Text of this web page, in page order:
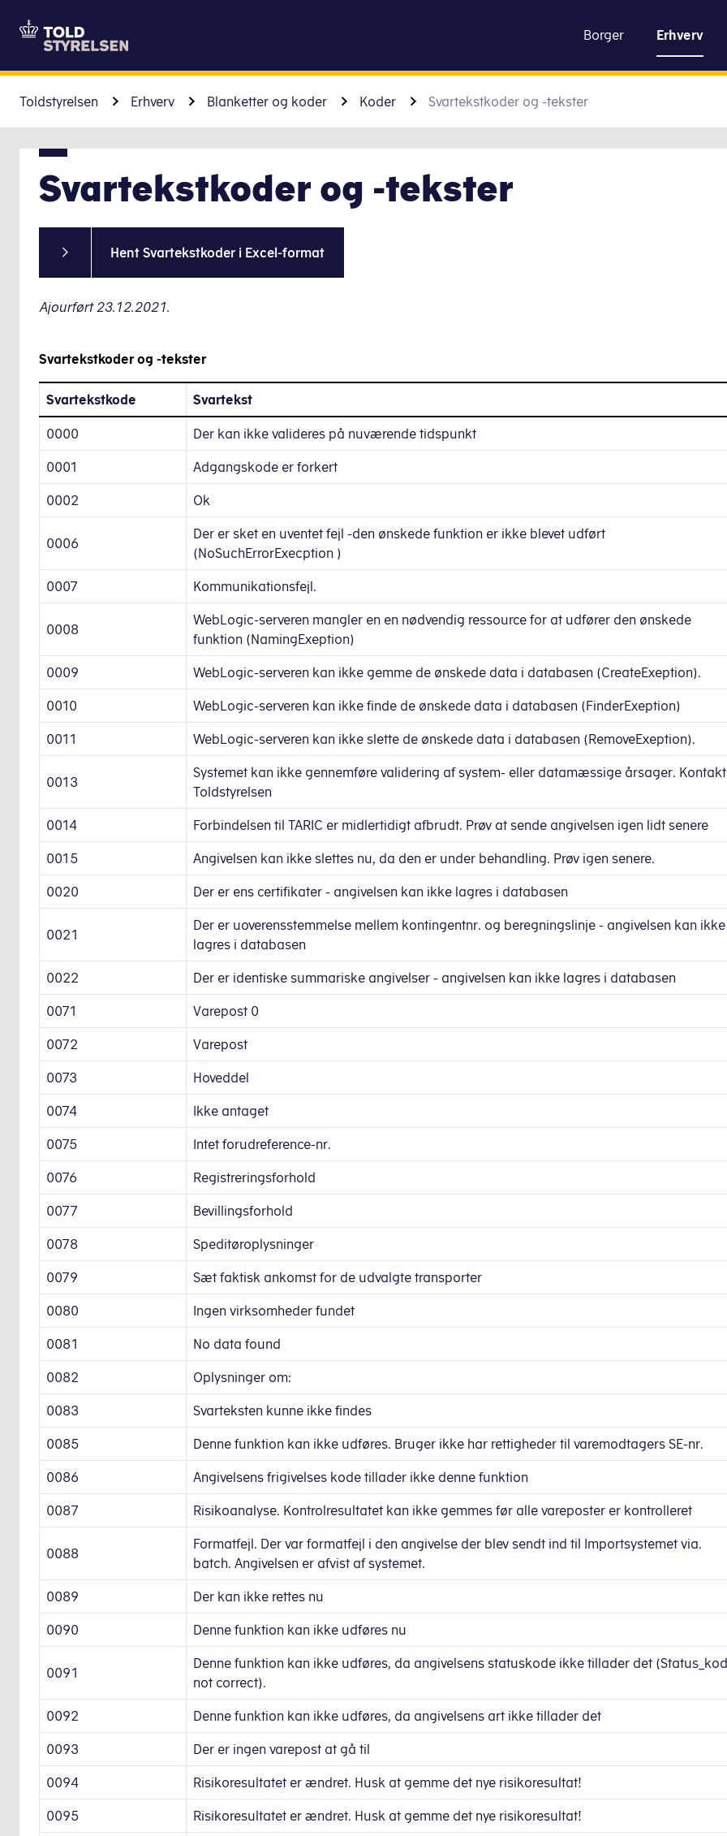
Gå til indhold
Borger Erhverv
Toldstyrelsen Erhverv Blanketter og koder Koder Svartekstkoder og -tekster
Svartekstkoder og -tekster
Hent Svartekstkoder i Excel-format
Ajourført 23.12.2021.
Svartekstkoder og -tekster
Svartekstkode Svartekst
0000 Der kan ikke valideres på nuværende tidspunkt
0001 Adgangskode er forkert
0002 Ok
0006
Der er sket en uventet fejl -den ønskede funktion er ikke blevet udført
(NoSuchErrorExecption )
0007 Kommunikationsfejl.
0008
WebLogic-serveren mangler en en nødvendig ressource for at udfører den ønskede
funktion (NamingExeption)
0009 WebLogic-serveren kan ikke gemme de ønskede data i databasen (CreateExeption).
0010 WebLogic-serveren kan ikke finde de ønskede data i databasen (FinderExeption)
0011 WebLogic-serveren kan ikke slette de ønskede data i databasen (RemoveExeption).
0013
Systemet kan ikke gennemføre validering af system- eller datamæssige årsager. Kontakt
Toldstyrelsen
0014 Forbindelsen til TARIC er midlertidigt afbrudt. Prøv at sende angivelsen igen lidt senere
0015 Angivelsen kan ikke slettes nu, da den er under behandling. Prøv igen senere.
0020 Der er ens certifikater - angivelsen kan ikke lagres i databasen
0021
Der er uoverensstemmelse mellem kontingentnr. og beregningslinje - angivelsen kan ikke
lagres i databasen
0022 Der er identiske summariske angivelser - angivelsen kan ikke lagres i databasen
0071 Varepost 0
0072 Varepost
0073 Hoveddel
0074 Ikke antaget
0075 Intet forudreference-nr.
0076 Registreringsforhold
0077 Bevillingsforhold
0078 Speditøroplysninger
0079 Sæt faktisk ankomst for de udvalgte transporter
0080 Ingen virksomheder fundet
0081 No data found
0082 Oplysninger om:
0083 Svarteksten kunne ikke findes
0085 Denne funktion kan ikke udføres. Bruger ikke har rettigheder til varemodtagers SE-nr.
0086 Angivelsens frigivelses kode tillader ikke denne funktion
0087 Risikoanalyse. Kontrolresultatet kan ikke gemmes før alle vareposter er kontrolleret
0088
Formatfejl. Der var formatfejl i den angivelse der blev sendt ind til Importsystemet via.
batch. Angivelsen er afvist af systemet.
0089 Der kan ikke rettes nu
0090 Denne funktion kan ikke udføres nu
0091
Denne funktion kan ikke udføres, da angivelsens statuskode ikke tillader det (Status_kod
not correct).
0092 Denne funktion kan ikke udføres, da angivelsens art ikke tillader det
0093 Der er ingen varepost at gå til
0094 Risikoresultatet er ændret. Husk at gemme det nye risikoresultat!
0095 Risikoresultatet er ændret. Husk at gemme det nye risikoresultat!